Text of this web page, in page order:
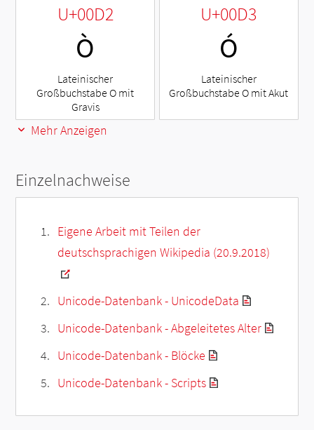
U+00D2
Ò
Lateinischer
Großbuchstabe O mit
Gravis
U+00D3
Ó
Lateinischer
Großbuchstabe O mit Akut
Mehr Anzeigen
Einzelnachweise
Eigene Arbeit mit Teilen der
deutschsprachigen Wikipedia (20.9.2018)
Unicode-Datenbank - UnicodeData
Unicode-Datenbank - Abgeleitetes Alter
Unicode-Datenbank - Blöcke
Unicode-Datenbank - Scripts